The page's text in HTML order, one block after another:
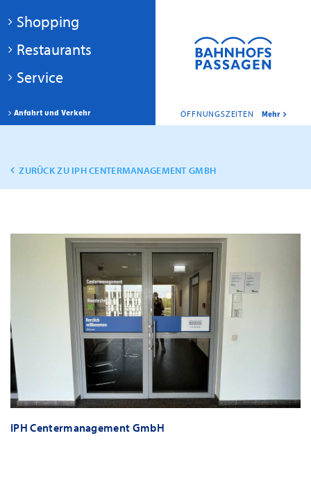
ÖFFNUNGSZEITEN Mehr
Anfahrt und Verkehr
Shopping
Restaurants
Service
ZURÜCK ZU IPH CENTERMANAGEMENT GMBH
IPH Centermanagement GmbH